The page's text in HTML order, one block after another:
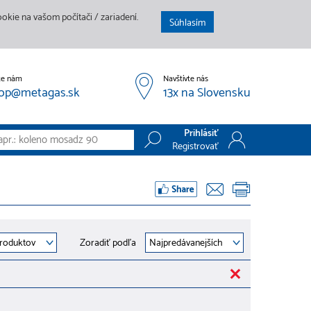
na vašom počítači / zariadení. Súhlasím
nám Navštívte nás
13x na Slovensku
Prihlásiť
Registrovať
Registrovať
Zoradiť podľa